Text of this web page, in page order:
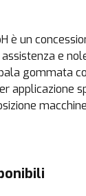
è un
e
gommata
applicazione